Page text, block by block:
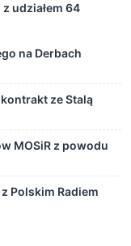
udziałem 64
na Derbach
ze Stalą
MOSiR z powodu
Polskim Radiem